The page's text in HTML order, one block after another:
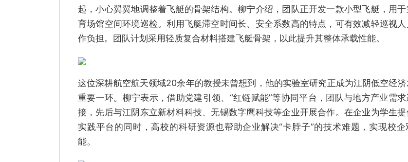
起，小心翼翼地调整着飞艇的骨架结构。柳宁介绍，团队正开发一款小型飞艇，用
育场馆空间环境巡检。利用飞艇滞空时间长、安全系数高的特点，可有效减轻巡视人
作负担。团队计划采用轻质复合材料搭建飞艇骨架，以此提升其整体承载性能。
这位深耕航空航天领域20余年的教授未曾想到，他的实验室研究正成为江阴低空经
重要一环。柳宁表示，借助党建引领、“红链赋能”等协同平台，团队与地方产业需
接，先后与江阴东立新材料科技、无锡数字鹰科技等企业开展合作。在企业为学生提
实践平台的同时，高校的科研资源也帮助企业解决“卡脖子”的技术难题，实现校企
能。